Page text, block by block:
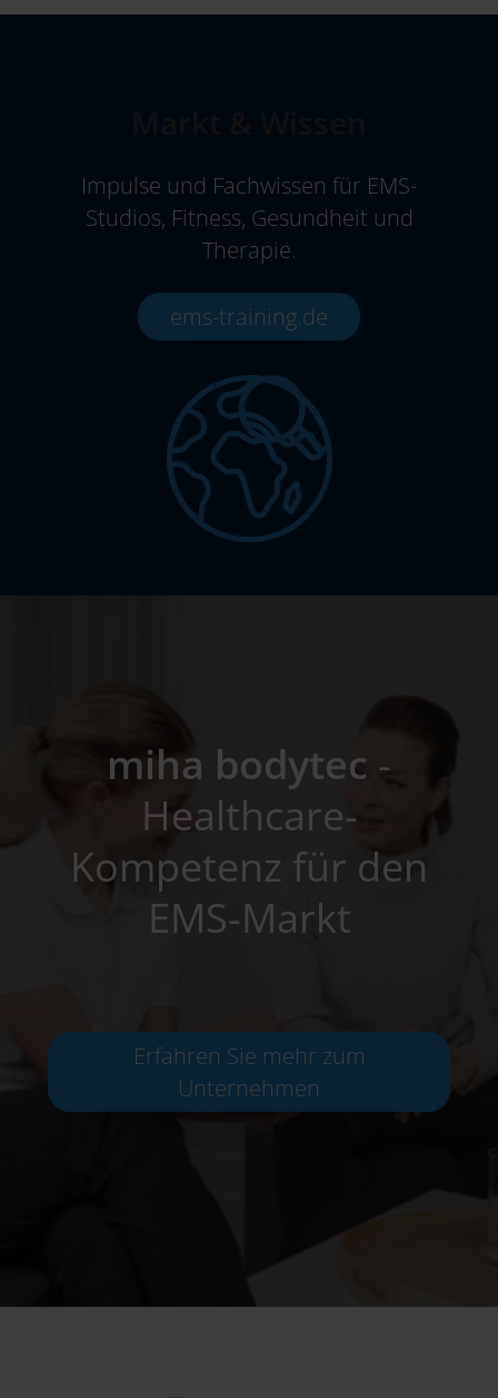
Impulse und Fachwissen für EMS-
Studios, Fitness, Gesundheit und
Therapie.
ems-training.de
miha bodytec -
Healthcare-
Kompetenz für den
EMS-Markt
Erfahren Sie mehr zum
Unternehmen